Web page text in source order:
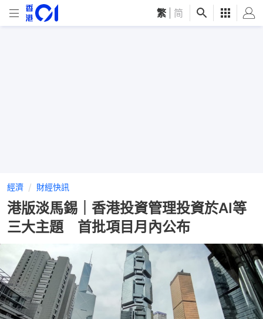
繁 简
經濟 財經快訊
港版淡馬錫｜香港投資管理投資於AI等
三大主題 首批項目月內公布